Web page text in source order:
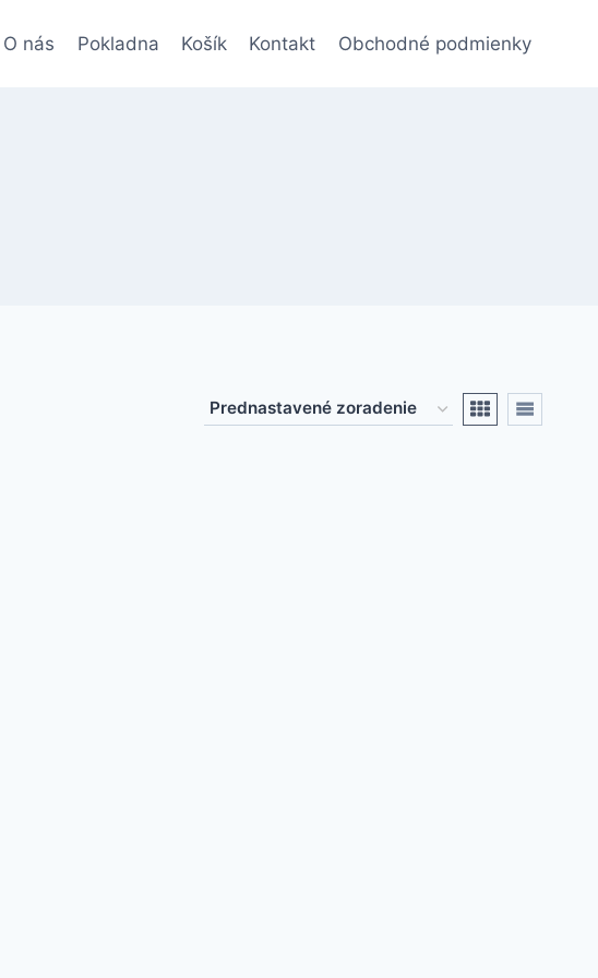
O nás Pokladna Košík Kontakt Obchodné podmienky